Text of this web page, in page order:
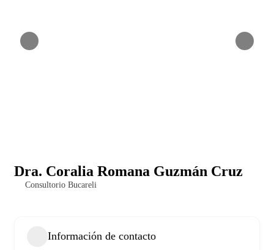
Dra. Coralia Romana Guzmán Cruz
Consultorio Bucareli
Información de contacto